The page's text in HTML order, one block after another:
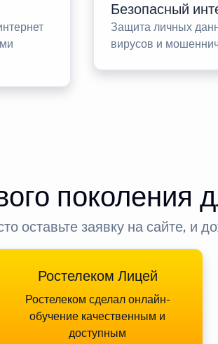
Безопасный
Защита личных
вирусов и
поколения
оставьте заявку на сайте, и
Ростелеком Лицей
Ростелеком сделал онлайн-
обучение качественным и
доступным